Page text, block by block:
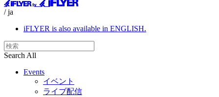
/ ja
iFLYER is also available in ENGLISH.
Search All
Events
イベント
ライブ配信